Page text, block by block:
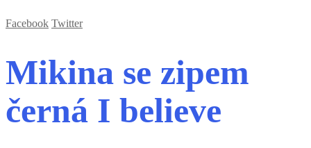
Facebook Twitter
Mikina se zipem
černá I believe